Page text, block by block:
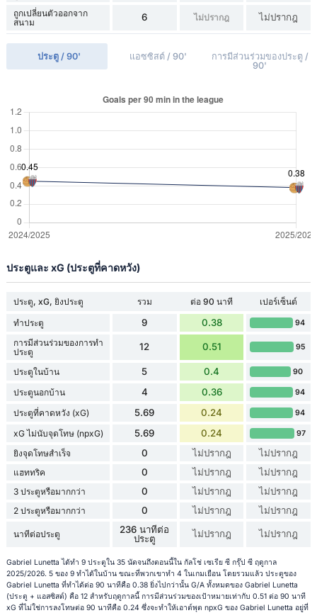
ถูกเปลี่ยนตัวออกจาก
สนาม
6 ไม่ปรากฎ ไม่ปรากฎ
ประตู / 90' แอซซิสต์ / 90'
การมีส่วนร่วมของประตู /
90'
ประตูและ xG (ประตูที่คาดหวัง)
ประตู, xG, ยิงประตู รวม ต่อ 90 นาที
เปอร์เซ็นต์
ทำประตู
9 0.38 94
การมีส่วนร่วมของการทำ
ประตู
12 0.51 95
ประตูในบ้าน 5 0.4 90
ประตูนอกบ้าน 4 0.36 94
ประตูที่คาดหวัง (xG) 5.69 0.24 94
xG ไม่นับจุดโทษ (npxG) 5.69 0.24 97
ยิงจุดโทษสำเร็จ 0 ไม่ปรากฎ ไม่ปรากฎ
แฮททริค 0 ไม่ปรากฎ ไม่ปรากฎ
3 ประตูหรือมากกว่า 0 ไม่ปรากฎ ไม่ปรากฎ
2 ประตูหรือมากกว่า 0 ไม่ปรากฎ ไม่ปรากฎ
นาทีต่อประตู
236 นาทีต่อ
ประตู
ไม่ปรากฎ ไม่ปรากฎ
Gabriel Lunetta ได้ทำ 9 ประตูใน 35 นัดจนถึงตอนนี้ใน กัลโช่ เซเรีย ซี กรุ๊ป ซี ฤดูกาล
2025/2026. 5 ของ 9 ทำได้ในบ้าน ขณะที่พวกเขาทำ 4 ในเกมเยือน โดยรวมแล้ว ประตูของ
Gabriel Lunetta ที่ทำได้ต่อ 90 นาทีคือ 0.38 ยิ่งไปกว่านั้น G/A ทั้งหมดของ Gabriel Lunetta
(ประตู + แอสซิสต์) คือ 12 สำหรับฤดูกาลนี้ การมีส่วนร่วมของเป้าหมายเท่ากับ 0.51 ต่อ 90 นาที
xG ที่ไม่ใช่การลงโทษต่อ 90 นาทีคือ 0.24 ซึ่งจะทำให้เอาต์พุต npxG ของ Gabriel Lunetta อยู่ที่